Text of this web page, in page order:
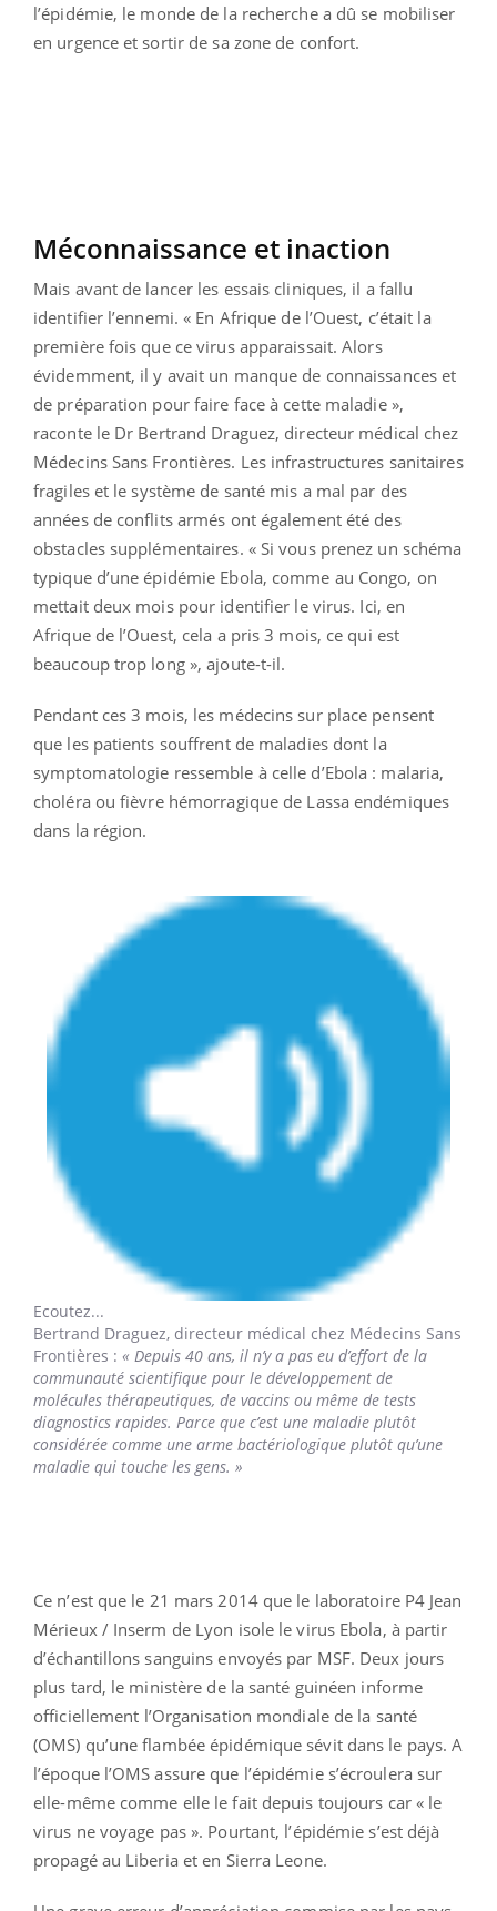
l’épidémie, le monde de la recherche a dû se mobiliser
en urgence et sortir de sa zone de confort.
Méconnaissance et inaction
Mais avant de lancer les essais cliniques, il a fallu
identifier l’ennemi. « En Afrique de l’Ouest, c’était la
première fois que ce virus apparaissait. Alors
évidemment, il y avait un manque de connaissances et
de préparation pour faire face à cette maladie »,
raconte le Dr Bertrand Draguez, directeur médical chez
Médecins Sans Frontières. Les infrastructures sanitaires
fragiles et le système de santé mis a mal par des
années de conflits armés ont également été des
obstacles supplémentaires. « Si vous prenez un schéma
typique d’une épidémie Ebola, comme au Congo, on
mettait deux mois pour identifier le virus. Ici, en
Afrique de l’Ouest, cela a pris 3 mois, ce qui est
beaucoup trop long », ajoute-t-il.
Pendant ces 3 mois, les médecins sur place pensent
que les patients souffrent de maladies dont la
symptomatologie ressemble à celle d’Ebola : malaria,
choléra ou fièvre hémorragique de Lassa endémiques
dans la région.
Ecoutez...
Bertrand Draguez, directeur médical chez Médecins Sans
Frontières : « Depuis 40 ans, il n’y a pas eu d’effort de la
communauté scientifique pour le développement de
molécules thérapeutiques, de vaccins ou même de tests
diagnostics rapides. Parce que c’est une maladie plutôt
considérée comme une arme bactériologique plutôt qu’une
maladie qui touche les gens. »
Ce n’est que le 21 mars 2014 que le laboratoire P4 Jean
Mérieux / Inserm de Lyon isole le virus Ebola, à partir
d’échantillons sanguins envoyés par MSF. Deux jours
plus tard, le ministère de la santé guinéen informe
officiellement l’Organisation mondiale de la santé
(OMS) qu’une flambée épidémique sévit dans le pays. A
l’époque l’OMS assure que l’épidémie s’écroulera sur
elle-même comme elle le fait depuis toujours car « le
virus ne voyage pas ». Pourtant, l’épidémie s’est déjà
propagé au Liberia et en Sierra Leone.